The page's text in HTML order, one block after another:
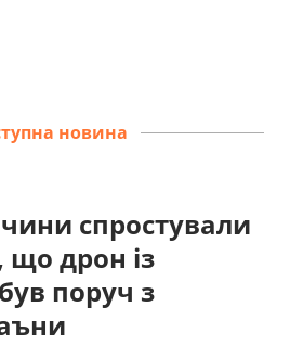
новина
спростували
дрон із
поруч з